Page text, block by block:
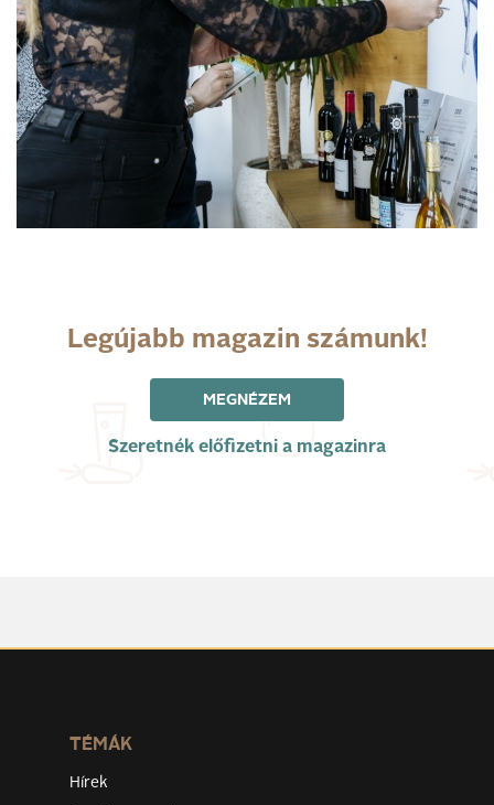
Legújabb magazin számunk!
MEGNÉZEM
Szeretnék előfizetni a magazinra
TÉMÁK
Hírek